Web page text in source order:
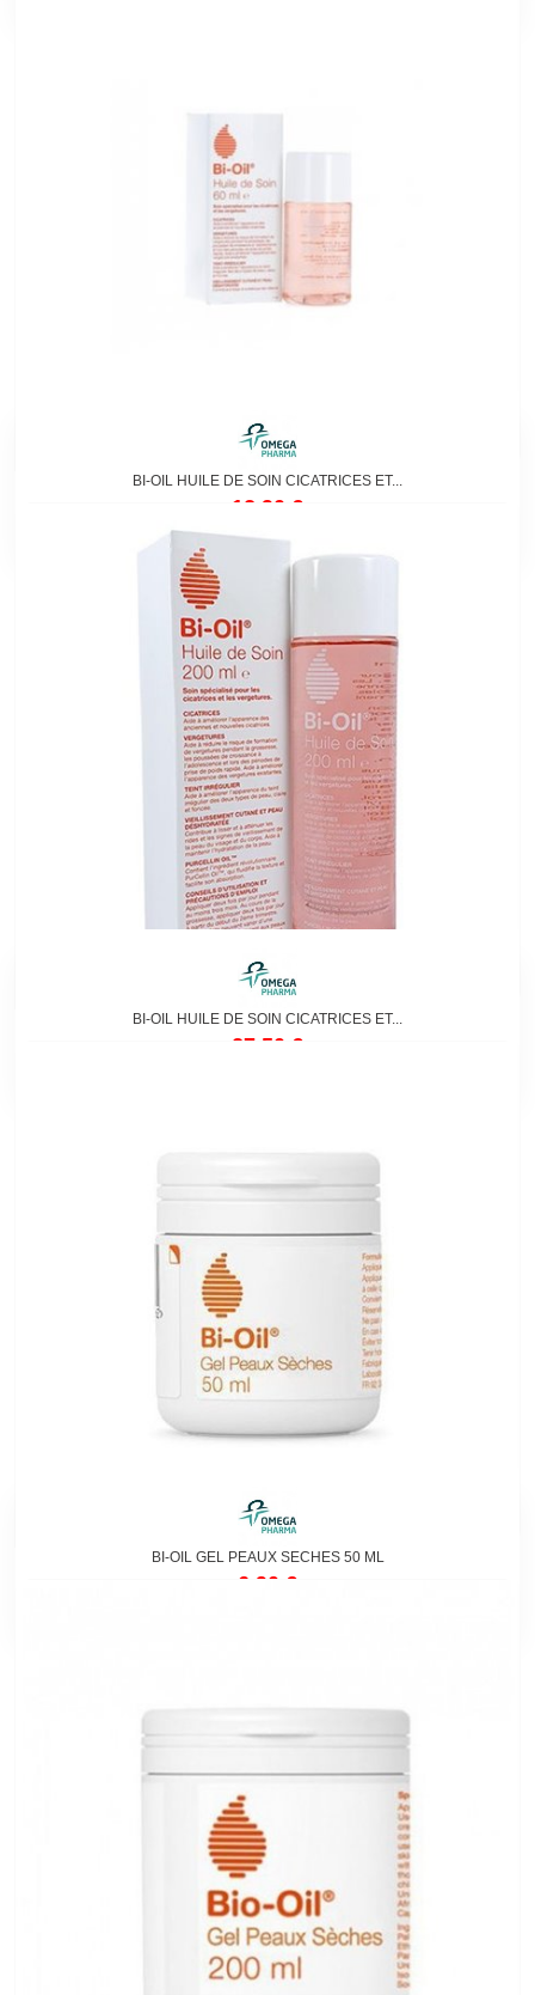
BI-OIL HUILE DE SOIN CICATRICES ET...
12,90 €
BI-OIL HUILE DE SOIN CICATRICES ET...
27,50 €
BI-OIL GEL PEAUX SECHES 50 ML
6,90 €